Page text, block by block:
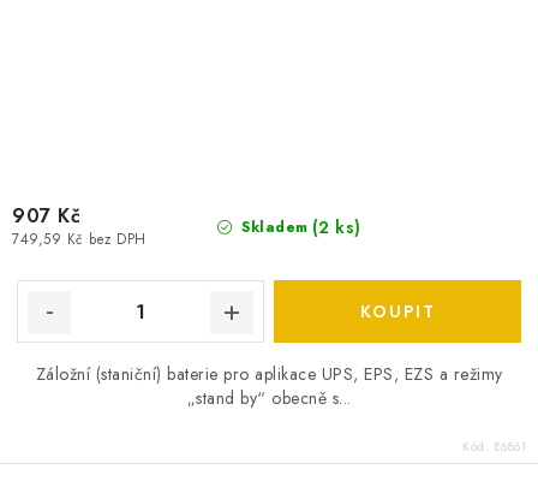
Skladem (2 ks)
749,59 Kč bez DPH
907 Kč
Záložní (staniční) baterie pro aplikace UPS, EPS, EZS a režimy
„stand by“ obecně s...
Kód: E6861